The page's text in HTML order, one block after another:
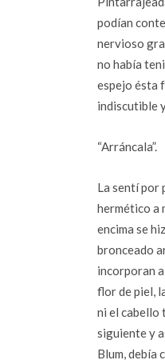
podían
nervioso
no había
espejo ésta
indiscutible
“Arráncala”.
La sentí por
hermético a
encima se
bronceado
incorporan
flor de piel,
ni el cabello
siguiente y
Blum, debía